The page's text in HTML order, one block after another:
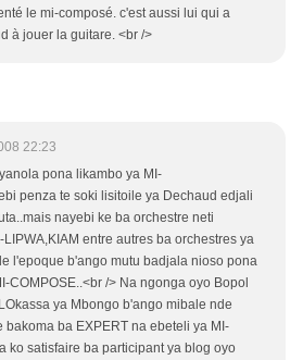
le mi-composé. c'est aussi lui qui a
à jouer la guitare. <br />
22:23
pona likambo ya MI-
penza te soki lisitoile ya Dechaud edjali
nayebi ke ba orchestre neti
LIPWA,KIAM entre autres ba orchestres ya
l'epoque b'ango mutu badjala nioso pona
COMPOSE..<br /> Na ngonga oyo Bopol
ya Mbongo b'ango mibale nde
bakoma ba EXPERT na ebeteli ya MI-
ko satisfaire ba participant ya blog oyo